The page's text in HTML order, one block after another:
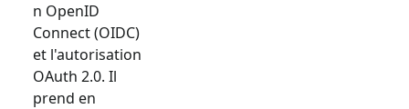
n OpenID
Connect (OIDC)
et l'autorisation
OAuth 2.0. Il
prend en